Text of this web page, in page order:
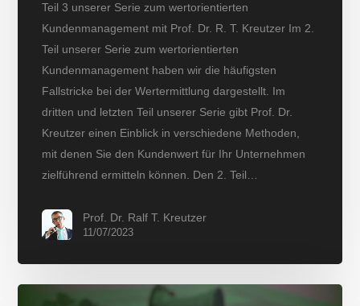
Teil 3 unserer Serie zum wertorientierten
Kundenmanagement mit Prof. Dr. R. T. Kreutzer Im 2.
Teil unserer Serie zum wertorientierten
Kundenmanagement haben wir die häufigsten
Fallstricke bei der Wertermittlung dargestellt. Im
dritten und letzten Teil unserer Serie gibt Prof. Dr.
Kreutzer einen Einblick in verschiedene Methoden,
mit denen Sie den Kundenwert für Ihr Unternehmen
zielführend ermitteln können. Den 2. Teil…
Prof. Dr. Ralf T. Kreutzer
11/07/2023